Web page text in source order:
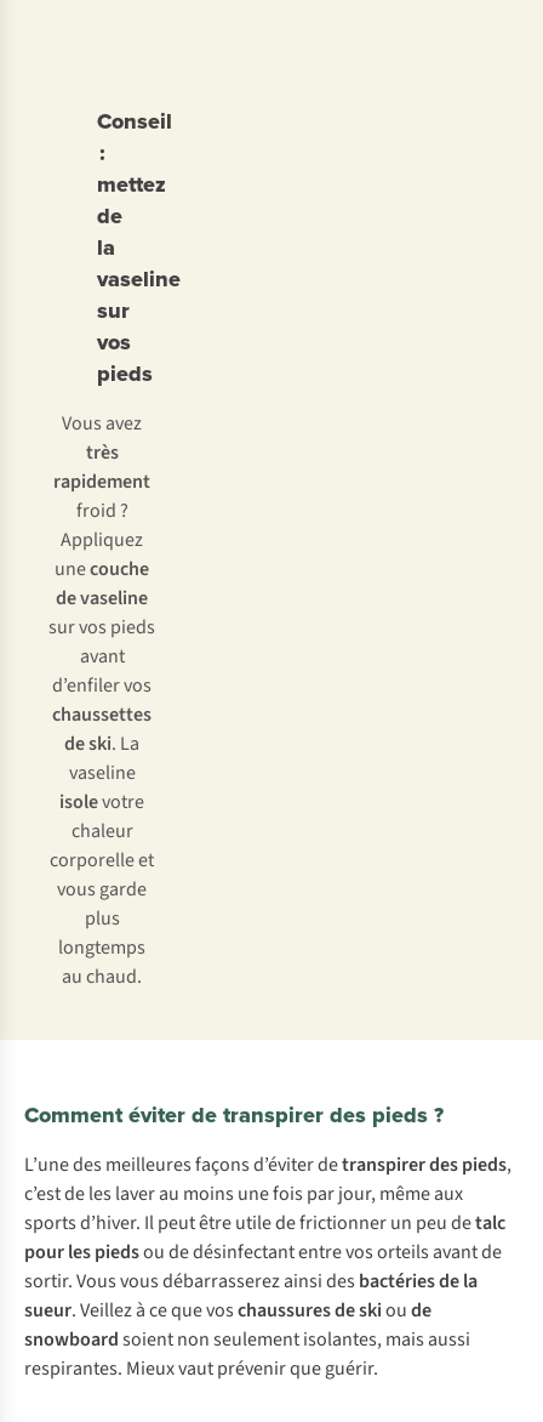
Conseil
:
mettez
de
la
vaseline
sur
vos
pieds
Vous avez
très
rapidement
froid ?
Appliquez
unecouche
de vaseline
sur vos pieds
avant
d’enfiler vos
chaussettes
de ski. La
vaseline
isolevotre
chaleur
corporelle et
vous garde
plus
longtemps
au chaud.
Comment éviter de transpirer des pieds ?
L’une des meilleures façons d’éviter detranspirer des pieds,
c’est de les laver au moins une fois par jour, même aux
sports d’hiver. Il peut être utile de frictionner un peu detalc
pour les piedsou de désinfectant entre vos orteils avant de
sortir. Vous vous débarrasserez ainsi des bactéries de la
sueur. Veillez à ce que voschaussures de skioude
snowboardsoient non seulement isolantes, mais aussi
respirantes. Mieux vaut prévenir que guérir.